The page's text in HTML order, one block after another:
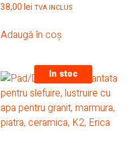
38,00 lei TVA INCLUS
Adaugă în coș
In stoc